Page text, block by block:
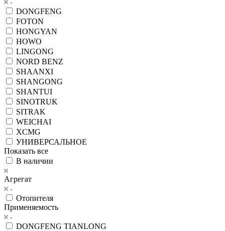
DONGFENG
FOTON
HONGYAN
HOWO
LINGONG
NORD BENZ
SHAANXI
SHANGONG
SHANTUI
SINOTRUK
SITRAK
WEICHAI
XCMG
УНИВЕРСАЛЬНОЕ
Показать все
В наличии
Агрегат
Отопителя
Применяемость
DONGFENG TIANLONG